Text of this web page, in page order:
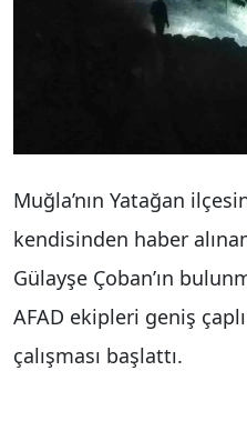
Muğla’nın Yatağan
kendisinden haber
Gülayşe Çoban’ın
AFAD ekipleri geniş
çalışması başlattı.